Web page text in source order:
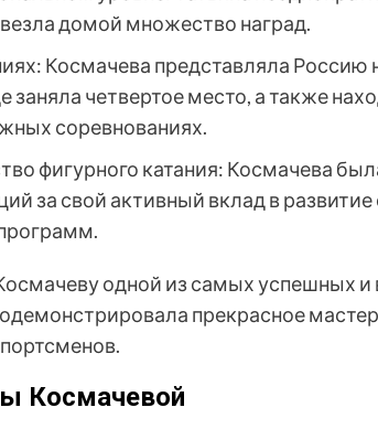
домой множество наград.
Космачева представляла Россию
заняла четвертое место, а также
соревнованиях.
фигурного катания: Космачева
за свой активный вклад в развитие
одной из самых успешных и
прекрасное
Космачевой